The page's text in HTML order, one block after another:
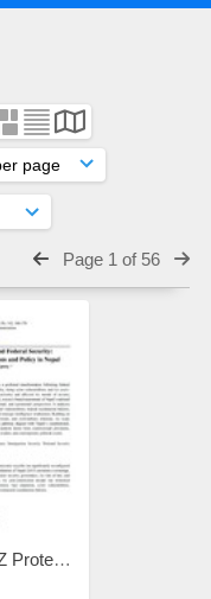
Page 1 of 56
Post–Gen Z Protests and...